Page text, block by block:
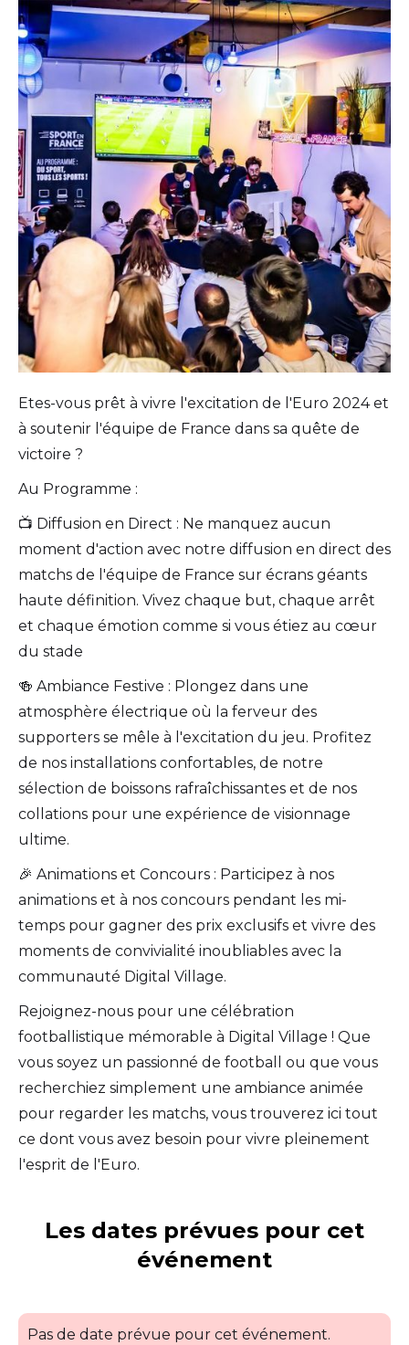
Etes-vous prêt à vivre l'excitation de l'Euro 2024 et
à soutenir l'équipe de France dans sa quête de
victoire ?
Au Programme :
📺 Diffusion en Direct : Ne manquez aucun
moment d'action avec notre diffusion en direct des
matchs de l'équipe de France sur écrans géants
haute définition. Vivez chaque but, chaque arrêt
et chaque émotion comme si vous étiez au cœur
du stade
🍻 Ambiance Festive : Plongez dans une
atmosphère électrique où la ferveur des
supporters se mêle à l'excitation du jeu. Profitez
de nos installations confortables, de notre
sélection de boissons rafraîchissantes et de nos
collations pour une expérience de visionnage
ultime.
🎉 Animations et Concours : Participez à nos
animations et à nos concours pendant les mi-
temps pour gagner des prix exclusifs et vivre des
moments de convivialité inoubliables avec la
communauté Digital Village.
Rejoignez-nous pour une célébration
footballistique mémorable à Digital Village ! Que
vous soyez un passionné de football ou que vous
recherchiez simplement une ambiance animée
pour regarder les matchs, vous trouverez ici tout
ce dont vous avez besoin pour vivre pleinement
l'esprit de l'Euro.
Les dates prévues pour cet
événement
Pas de date prévue pour cet événement.